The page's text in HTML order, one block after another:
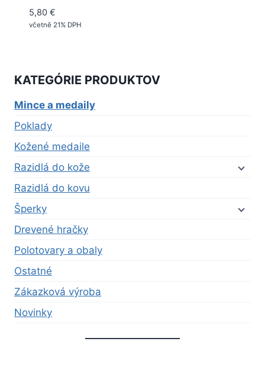
5,80 €
včetně 21% DPH
KATEGÓRIE PRODUKTOV
Mince a medaily
Poklady
Kožené medaile
Razidlá do kože
Razidlá do kovu
Šperky
Drevené hračky
Polotovary a obaly
Ostatné
Zákazková výroba
Novinky